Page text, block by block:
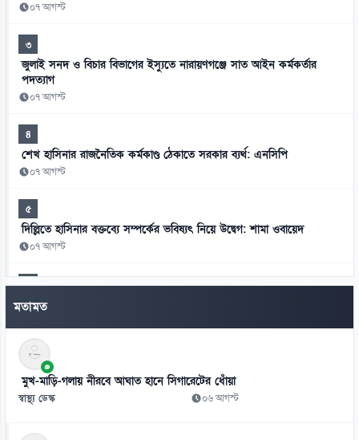
০৭ আগস্ট
৩
জুলাই সনদ ও বিচার বিভাগের ইস্যুতে নারায়ণগঞ্জে সাত আইন কর্মকর্তার
পদত্যাগ
০৭ আগস্ট
৪
শেখ হাসিনার রাজনৈতিক কর্মকাণ্ড ঠেকাতে সরকার ব্যর্থ: এনসিপি
০৭ আগস্ট
৫
দিল্লিতে হাসিনার বক্তব্যে সম্পর্কের ভবিষ্যৎ নিয়ে উদ্বেগ: শামা ওবায়েদ
০৭ আগস্ট
৬
মানবতাবিরোধী অপরাধের খসড়া তদন্তে জাফর ইকবালসহ চারজনের নাম
৭
চার বিভাগ ও মন্ত্রণালয়ে নতুন সচিব নিয়োগ ও পদায়ন
০৬ আগস্ট
৮
মতামত
মুখ-মাড়ি-গলায় নীরবে আঘাত হানে সিগারেটের ধোঁয়া
স্বাস্থ্য ডেস্ক ০৬ আগস্ট